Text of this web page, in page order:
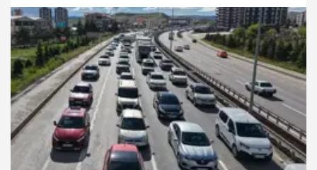
24.05.2026 Gündem